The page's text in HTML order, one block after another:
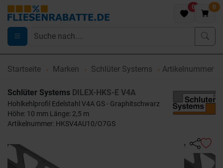
0 0
Startseite Marken Schlüter Systems Artikelnummer
Schlüter Systems DILEX-HKS-E V4A
Hohlkehlprofil Edelstahl V4A GS - Graphitschwarz
Höhe: 10 mm Länge: 2,5 m
Artikelnummer: HKSV4AU10/O7GS